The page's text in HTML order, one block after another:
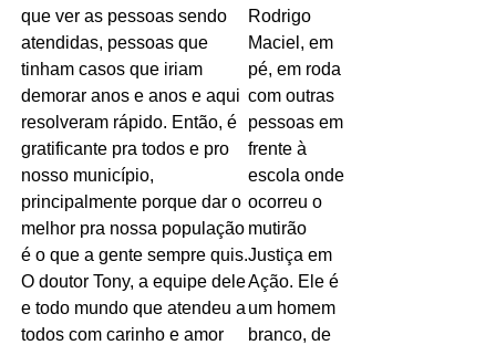
que ver as pessoas sendo
atendidas, pessoas que
tinham casos que iriam
demorar anos e anos e aqui
resolveram rápido. Então, é
gratificante pra todos e pro
nosso município,
principalmente porque dar o
melhor pra nossa população
é o que a gente sempre quis.
O doutor Tony, a equipe dele
e todo mundo que atendeu a
todos com carinho e amor